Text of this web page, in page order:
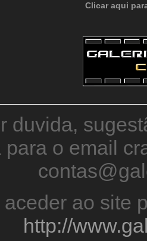
Clicar aqui
duvida,
para o email
aceder ao site
http://